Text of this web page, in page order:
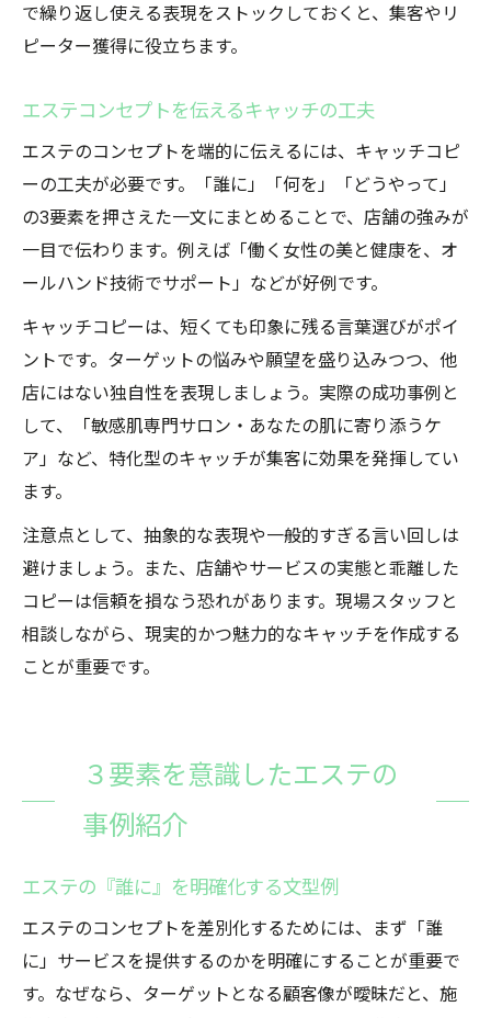
で繰り返し使える表現をストックしておくと、集客やリ
ピーター獲得に役立ちます。
エステコンセプトを伝えるキャッチの工夫
エステのコンセプトを端的に伝えるには、キャッチコピ
ーの工夫が必要です。「誰に」「何を」「どうやって」
の3要素を押さえた一文にまとめることで、店舗の強みが
一目で伝わります。例えば「働く女性の美と健康を、オ
ールハンド技術でサポート」などが好例です。
キャッチコピーは、短くても印象に残る言葉選びがポイ
ントです。ターゲットの悩みや願望を盛り込みつつ、他
店にはない独自性を表現しましょう。実際の成功事例と
して、「敏感肌専門サロン・あなたの肌に寄り添うケ
ア」など、特化型のキャッチが集客に効果を発揮してい
ます。
注意点として、抽象的な表現や一般的すぎる言い回しは
避けましょう。また、店舗やサービスの実態と乖離した
コピーは信頼を損なう恐れがあります。現場スタッフと
相談しながら、現実的かつ魅力的なキャッチを作成する
ことが重要です。
３要素を意識したエステの
事例紹介
エステの『誰に』を明確化する文型例
エステのコンセプトを差別化するためには、まず「誰
に」サービスを提供するのかを明確にすることが重要で
す。なぜなら、ターゲットとなる顧客像が曖昧だと、施